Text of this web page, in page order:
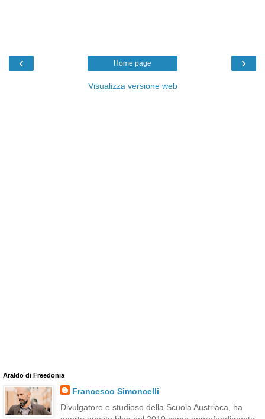
‹ ›
Home page
Visualizza versione web
Araldo di Freedonia
Francesco Simoncelli
Divulgatore e studioso della Scuola Austriaca, ha